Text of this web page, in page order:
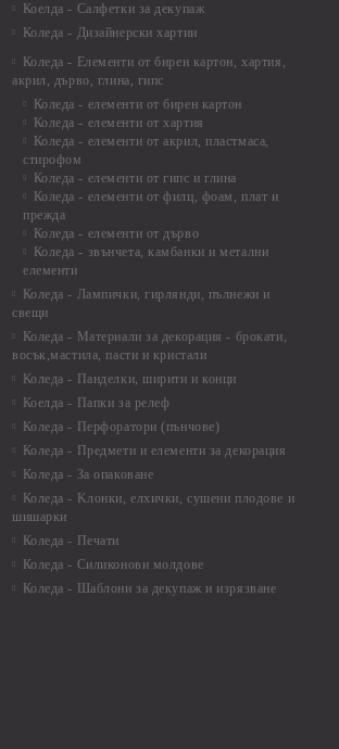
Коелда - Салфетки за декупаж
Коледа - Дизайнерски хартии
Коледа - Eлементи от бирен картон, хартия,
акрил, дърво, глина, гипс
Коледа - елементи от бирен картон
Коледа - елементи от хартия
Коледа - елементи от акрил, пластмаса,
стирофом
Коледа - елементи от гипс и глина
Коледа - елементи от филц, фоам, плат и
прежда
Коледа - елементи от дърво
Коледа - звънчета, камбанки и метални
елементи
Коледа - Лампички, гирлянди, пълнежи и
свещи
Коледа - Материали за декорация - брокати,
восък,мастила, пасти и кристали
Коледа - Панделки, ширити и конци
Коелда - Папки за релеф
Коледа - Перфоратори (пънчове)
Коледа - Предмети и елементи за декорация
Коледа - За опаковане
Коледа - Kлонки, елхички, сушени плодове и
шишарки
Коледа - Печати
Коледа - Силиконови молдове
Коледа - Шаблони за декупаж и изрязване